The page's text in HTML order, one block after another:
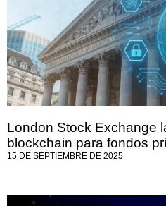
London Stock Exchange
blockchain para fondos
15 DE SEPTIEMBRE DE 2025